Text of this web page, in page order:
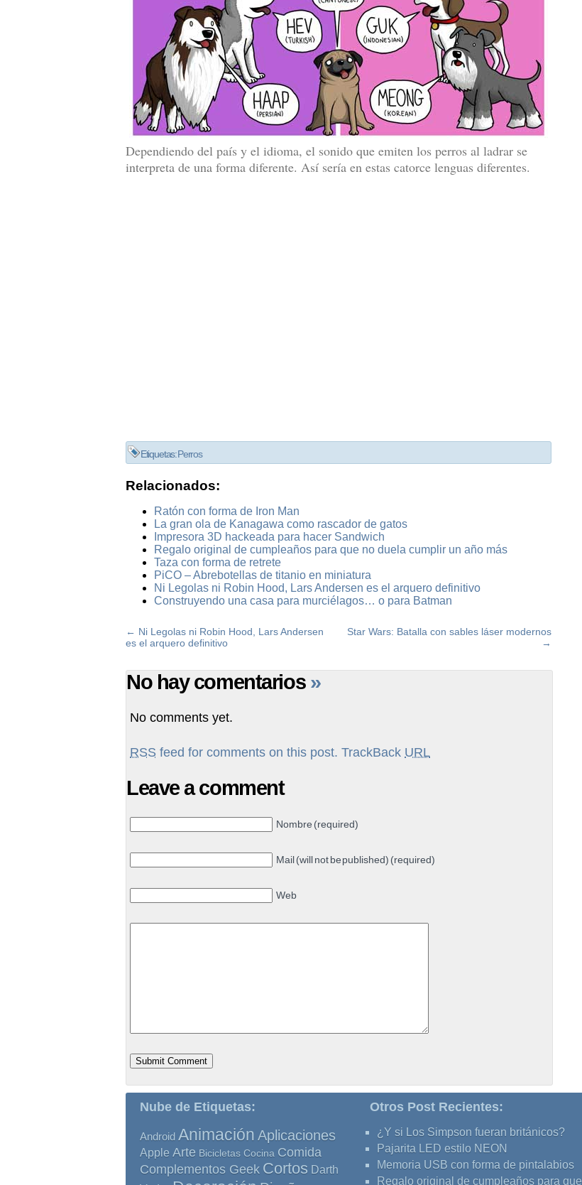
Dependiendo del país y el idioma, el sonido que emiten los perros al ladrar se
interpreta de una forma diferente. Así sería en estas catorce lenguas diferentes.
Etiquetas:Perros
Relacionados:
Ratón con forma de Iron Man
La gran ola de Kanagawa como rascador de gatos
Impresora 3D hackeada para hacer Sandwich
Regalo original de cumpleaños para que no duela cumplir un año más
Taza con forma de retrete
PiCO – Abrebotellas de titanio en miniatura
Ni Legolas ni Robin Hood, Lars Andersen es el arquero definitivo
Construyendo una casa para murciélagos… o para Batman
Star Wars: Batalla con sables láser modernos
→
← Ni Legolas ni Robin Hood, Lars Andersen
es el arquero definitivo
No hay comentarios »
No comments yet.
RSS feed for comments on this post. TrackBack URL
Leave a comment
Nombre (required)
Mail (will not be published) (required)
Web
Nube de Etiquetas:
Android Animación Aplicaciones
Apple Arte Bicicletas Cocina Comida
Complementos Geek Cortos Darth
Otros Post Recientes:
¿Y si Los Simpson fueran británicos?
Pajarita LED estilo NEON
Memoria USB con forma de pintalabios
Regalo original de cumpleaños para que